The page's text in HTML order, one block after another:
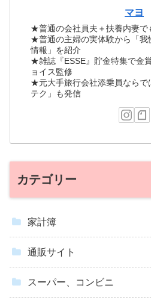
マヨ
★普通の会社員夫＋扶養内妻で
★普通の主婦の実体験から「我
情報」を紹介
★雑誌『ESSE』貯金特集で金
ョイス監修
★元大手旅行会社添乗員ならで
テク」も発信
カテゴリー
家計簿
通販サイト
スーパー、コンビニ